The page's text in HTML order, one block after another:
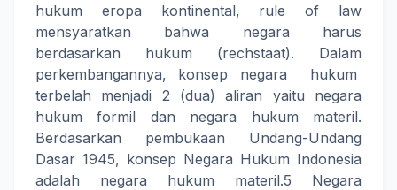
hukum eropa kontinental, rule of law
mensyaratkan bahwa negara harus
berdasarkan hukum (rechstaat). Dalam
perkembangannya, konsep negara hukum
terbelah menjadi 2 (dua) aliran yaitu negara
hukum formil dan negara hukum materil.
Berdasarkan pembukaan Undang-Undang
Dasar 1945, konsep Negara Hukum Indonesia
adalah negara hukum materil.5 Negara